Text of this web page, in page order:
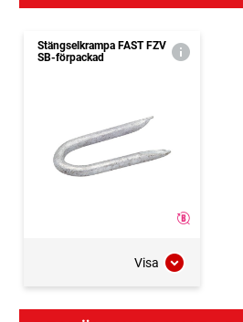
Stängselkrampa FAST FZV
SB-förpackad
Visa